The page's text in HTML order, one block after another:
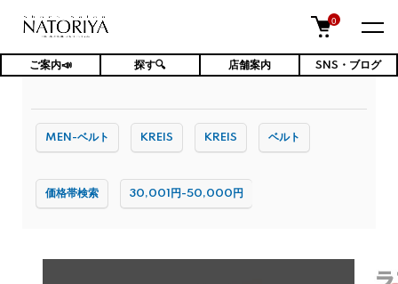
0
ご案内📣 探す🔍 店舗案内 SNS・ブログ
TOP ファッション小物・雑貨 ベルト
MEN-ベルト KREIS KREIS ベルト
価格帯検索 30,001円-50,000円